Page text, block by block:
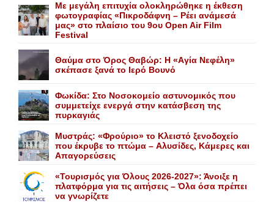
Με μεγάλη επιτυχία ολοκληρώθηκε η έκθεση
φωτογραφίας «Πικροδάφνη – Ρέει ανάμεσά
μας» στο πλαίσιο του 9ου Open Air Film
Festival
Θαύμα στο Όρος Θαβώρ: H «Aγία Nεφέλη»
σκέπασε ξανά το Iερό Bουνό
Φωκίδα: Στο Νοσοκομείο αστυνομικός που
συμμετείχε ενεργά στην κατάσβεση της
πυρκαγιάς
Mυστράς: «Φρούριο» το Kλειστό ξενοδοχείο
που έκρυβε το πτώμα – Aλυσίδες, Kάμερες και
Aπαγορεύσεις
«Τουρισμός για Όλους 2026-2027»: Άνοιξε η
πλατφόρμα για τις αιτήσεις – Όλα όσα πρέπει
να γνωρίζετε